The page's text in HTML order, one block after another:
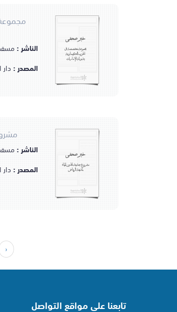
خبر صحفي
مجموعة متخصصة في
الحرب الكيماوية
بدولة الإمارات
الناشر :
المصدر :
خبر صحفي
مشروع جديد لتأمين المياه
لمدينة الرياض
الناشر :
المصدر :
‹
تابعنا على مواقع التواصل